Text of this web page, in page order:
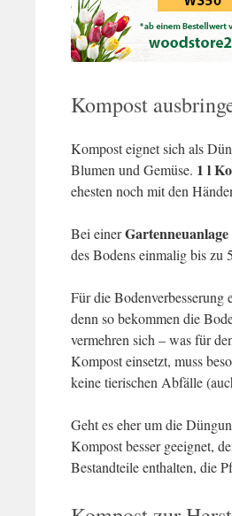
Kompost
Kompost eignet sich als
Blumen und Gemüse. 1 l
ehesten noch mit den
Bei einerGartenneuanlage
des Bodens einmalig bis zu
Für die Bodenverbesserung
denn so bekommen die
vermehren sich – was für
Kompost einsetzt, muss
keine tierischen Abfälle
Geht es eher um die
Kompost besser geeignet,
Bestandteile enthalten, die